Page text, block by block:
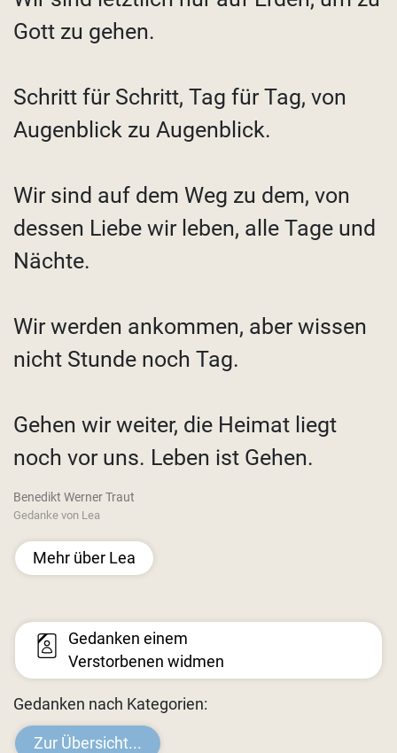
Gott zu gehen.
Schritt für Schritt, Tag für Tag, von
Augenblick zu Augenblick.
Wir sind auf dem Weg zu dem, von
dessen Liebe wir leben, alle Tage und
Nächte.
Wir werden ankommen, aber wissen
nicht Stunde noch Tag.
Gehen wir weiter, die Heimat liegt
noch vor uns. Leben ist Gehen.
Benedikt Werner Traut
Gedanke von Lea
Mehr über Lea
Gedanken einem
Verstorbenen widmen
Gedanken nach Kategorien:
Zur Übersicht...